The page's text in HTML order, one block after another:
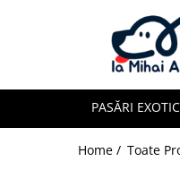
Pasări Exotice
Pachete promotionale
Pasari de curte
Pachete promotionale
Pachete promotionale
PASĂRI
Home / Toate